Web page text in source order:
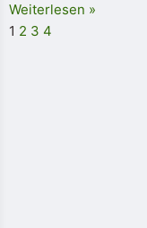
Weiterlesen »
1 2 3 4